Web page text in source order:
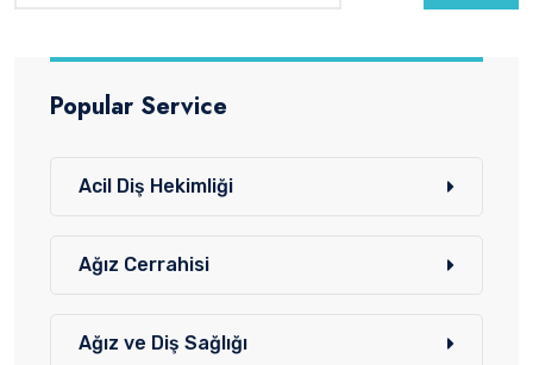
Popular Service
Acil Diş Hekimliği
Ağız Cerrahisi
Ağız ve Diş Sağlığı